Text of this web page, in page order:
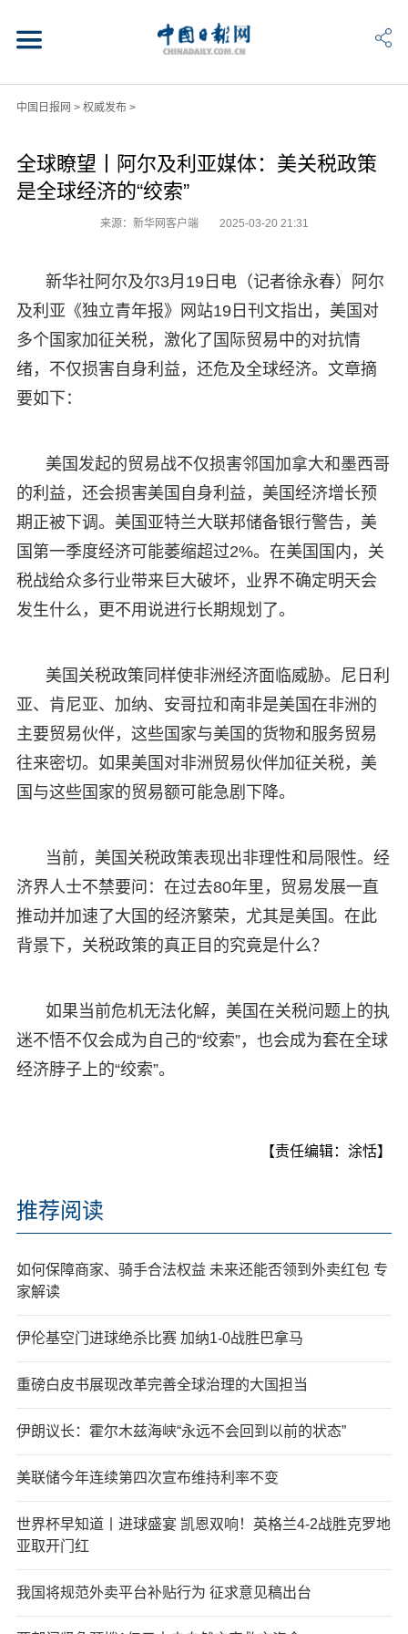
中国日报网 > 权威发布>
全球瞭望丨阿尔及利亚媒体：美关税政策
是全球经济的“绞索”
来源：新华网客户端 2025-03-20 21:31
新华社阿尔及尔3月19日电（记者徐永春）阿尔
及利亚《独立青年报》网站19日刊文指出，美国对
多个国家加征关税，激化了国际贸易中的对抗情
绪，不仅损害自身利益，还危及全球经济。文章摘
要如下：
美国发起的贸易战不仅损害邻国加拿大和墨西哥
的利益，还会损害美国自身利益，美国经济增长预
期正被下调。美国亚特兰大联邦储备银行警告，美
国第一季度经济可能萎缩超过2%。在美国国内，关
税战给众多行业带来巨大破坏，业界不确定明天会
发生什么，更不用说进行长期规划了。
美国关税政策同样使非洲经济面临威胁。尼日利
亚、肯尼亚、加纳、安哥拉和南非是美国在非洲的
主要贸易伙伴，这些国家与美国的货物和服务贸易
往来密切。如果美国对非洲贸易伙伴加征关税，美
国与这些国家的贸易额可能急剧下降。
当前，美国关税政策表现出非理性和局限性。经
济界人士不禁要问：在过去80年里，贸易发展一直
推动并加速了大国的经济繁荣，尤其是美国。在此
背景下，关税政策的真正目的究竟是什么？
如果当前危机无法化解，美国在关税问题上的执
迷不悟不仅会成为自己的“绞索”，也会成为套在全球
经济脖子上的“绞索”。
【责任编辑：涂恬】
推荐阅读
如何保障商家、骑手合法权益 未来还能否领到外卖红包 专
家解读
伊伦基空门进球绝杀比赛 加纳1-0战胜巴拿马
重磅白皮书展现改革完善全球治理的大国担当
伊朗议长：霍尔木兹海峡“永远不会回到以前的状态”
美联储今年连续第四次宣布维持利率不变
世界杯早知道丨进球盛宴 凯恩双响！英格兰4-2战胜克罗地
亚取开门红
我国将规范外卖平台补贴行为 征求意见稿出台